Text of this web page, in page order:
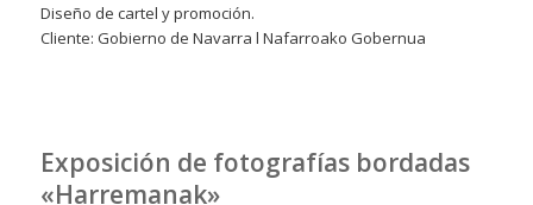
Diseño de cartel y promoción.
Cliente: Gobierno de Navarra l Nafarroako Gobernua
Exposición de fotografías bordadas
«Harremanak»